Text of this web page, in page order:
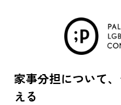
家事分担について
える